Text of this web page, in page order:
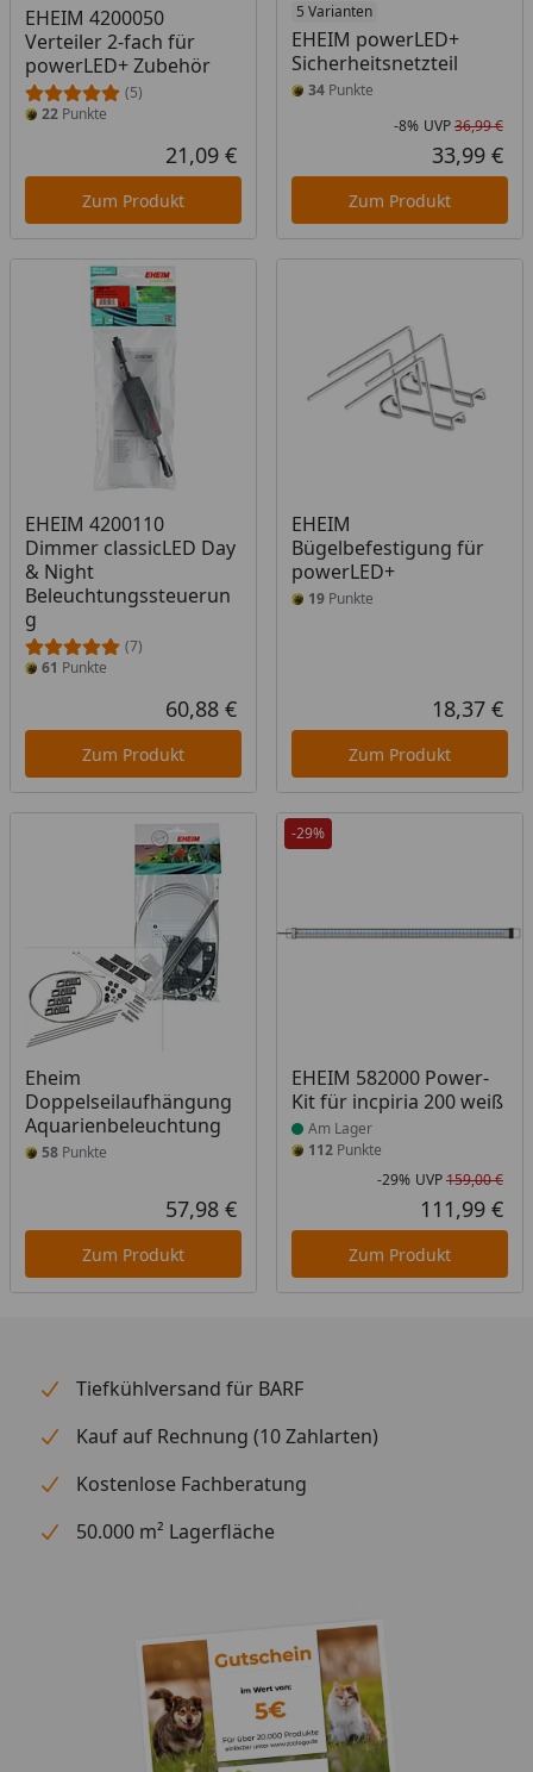
EHEIM 4200050
Verteiler 2-fach für
powerLED+ Zubehör
(5)
22 Punkte
Aktueller Preis
21,09 €
Zum Produkt
5 Varianten
EHEIM powerLED+
Sicherheitsnetzteil
34Punkte
-8% UVP36,99 €
33,99 €
Zum Produkt
EHEIM 4200110
Dimmer classicLED Day
& Night
Beleuchtungssteuerun
g
(7)
61 Punkte
Aktueller Preis
60,88 €
Zum Produkt
EHEIM
Bügelbefestigung für
powerLED+
19Punkte
18,37 €
Zum Produkt
Eheim
Doppelseilaufhängung
Aquarienbeleuchtung
58 Punkte
Aktueller Preis
57,98 €
Zum Produkt
-29%
EHEIM 582000 Power-
Kit für incpiria 200 weiß
Produkt am Lager
Am Lager
112Punkte
-29% UVP159,00 €
111,99 €
Zum Produkt
Tiefkühlversand für BARF
Kauf auf Rechnung (10 Zahlarten)
Kostenlose Fachberatung
50.000 m² Lagerfläche